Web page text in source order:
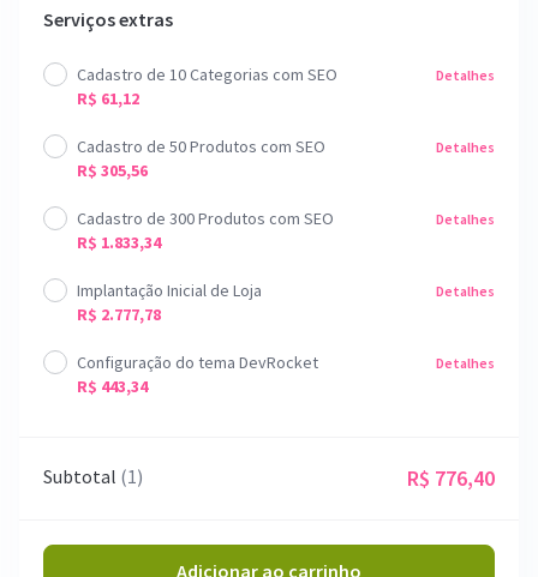
Serviços extras
Cadastro de 10 Categorias com SEO
R$ 61,12
Detalhes
Cadastro de 50 Produtos com SEO
R$ 305,56
Detalhes
Cadastro de 300 Produtos com SEO
R$ 1.833,34
Detalhes
Implantação Inicial de Loja
R$ 2.777,78
Detalhes
Configuração do tema DevRocket
R$ 443,34
Detalhes
Subtotal (1) R$ 776,40
Adicionar ao carrinho